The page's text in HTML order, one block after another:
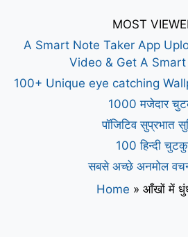
MOST
A Smart Note Taker App
Video & Get A
100+ Unique eye catching
1000 मजेदार
पॉजिटिव सुप्रभात
100 हिन्दी
सबसे अच्छे अनमोल
Home » आँखों में